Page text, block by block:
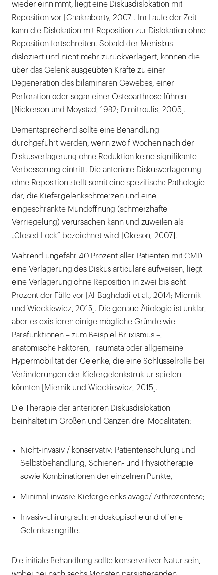
wieder einnimmt, liegt eine Diskusdislokation mit
Reposition vor [Chakraborty, 2007]. Im Laufe der Zeit
kann die Dislokation mit Reposition zur Dislokation ohne
Reposition fortschreiten. Sobald der Meniskus
disloziert und nicht mehr zurückverlagert, können die
über das Gelenk ausgeübten Kräfte zu einer
Degeneration des bilaminaren Gewebes, einer
Perforation oder sogar einer Osteoarthrose führen
[Nickerson und Moystad, 1982; Dimitroulis, 2005].
Dementsprechend sollte eine Behandlung
durchgeführt werden, wenn zwölf Wochen nach der
Diskusverlagerung ohne Reduktion keine signifikante
Verbesserung eintritt. Die anteriore Diskusverlagerung
ohne Reposition stellt somit eine spezifische Pathologie
dar, die Kiefergelenkschmerzen und eine
eingeschränkte Mundöffnung (schmerzhafte
Verriegelung) verursachen kann und zuweilen als
„Closed Lock“ bezeichnet wird [Okeson, 2007].
Während ungefähr 40 Prozent aller Patienten mit CMD
eine Verlagerung des Diskus articulare aufweisen, liegt
eine Verlagerung ohne Reposition in zwei bis acht
Prozent der Fälle vor [Al-Baghdadi et al., 2014; Miernik
und Wieckiewicz, 2015]. Die genaue Ätiologie ist unklar,
aber es existieren einige mögliche Gründe wie
Parafunktionen – zum Beispiel Bruxismus –,
anatomische Faktoren, Traumata oder allgemeine
Hypermobilität der Gelenke, die eine Schlüsselrolle bei
Veränderungen der Kiefergelenkstruktur spielen
könnten [Miernik und Wieckiewicz, 2015].
Die Therapie der anterioren Diskusdislokation
beinhaltet im Großen und Ganzen drei Modalitäten:
Nicht-invasiv / konservativ: Patientenschulung und
Selbstbehandlung, Schienen- und Physiotherapie
sowie Kombinationen der einzelnen Punkte;
Minimal-invasiv: Kiefergelenkslavage/ Arthrozentese;
Invasiv-chirurgisch: endoskopische und offene
Gelenkseingriffe.
Die initiale Behandlung sollte konservativer Natur sein,